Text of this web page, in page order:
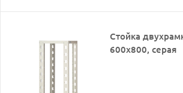
Стойка
600x800, серая